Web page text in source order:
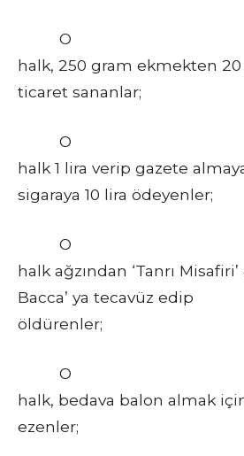
O
halk, 250 gram ekmekten 20
ticaret sananlar;
O
halk 1 lira verip gazete
sigaraya 10 lira ödeyenler;
O
halk ağzından ‘Tanrı
Bacca’ ya tecavüz edip
öldürenler;
O
halk, bedava balon almak
ezenler;